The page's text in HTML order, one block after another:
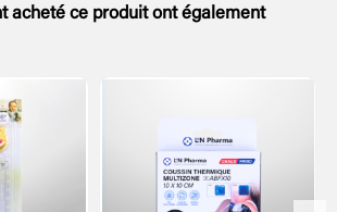
acheté ce produit ont également